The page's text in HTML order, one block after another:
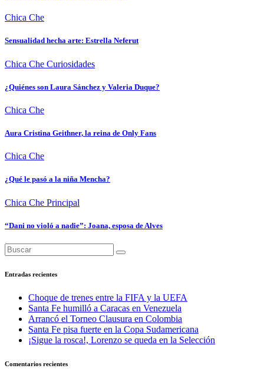
Chica Che
Sensualidad hecha arte: Estrella Neferut
Chica Che Curiosidades
¿Quiénes son Laura Sánchez y Valeria Duque?
Chica Che
Aura Cristina Geithner, la reina de Only Fans
Chica Che
¿Qué le pasó a la niña Mencha?
Chica Che Principal
“Dani no violó a nadie”: Joana, esposa de Alves
Entradas recientes
Choque de trenes entre la FIFA y la UEFA
Santa Fe humilló a Caracas en Venezuela
Arrancó el Torneo Clausura en Colombia
Santa Fe pisa fuerte en la Copa Sudamericana
¡Sigue la rosca!, Lorenzo se queda en la Selección
Comentarios recientes